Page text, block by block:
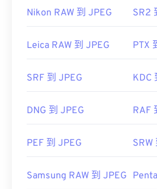
Chrome）、Microsoft 應用程
Preview）中自動開啟。
開發者： Chrome
聯合影像專家小組
Nikon RAW 到 JPEG SR2
Leica RAW 到 JPEG PTX
SRF 到 JPEG KDC
DNG 到 JPEG RAF
PEF 到 JPEG SRW
Samsung RAW 到 JPEG